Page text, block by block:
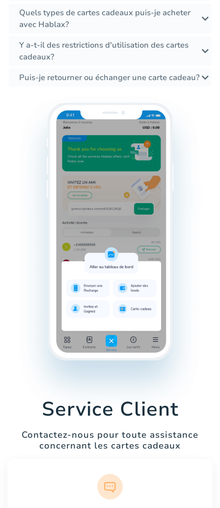
Quels types de cartes cadeaux puis-je acheter
avec Hablax?
Y a-t-il des restrictions d'utilisation des cartes
cadeaux?
Puis-je retourner ou échanger une carte cadeau?
Service Client
Contactez-nous pour toute assistance
concernant les cartes cadeaux